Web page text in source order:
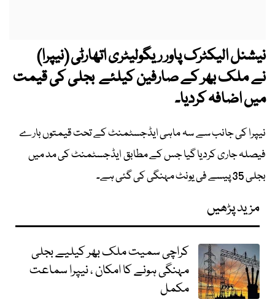
نیشنل الیکٹرک پاور ریگولیٹری اتھارٹی (نیپرا)
نے ملک بھر کے صارفین کیلئے بجلی کی قیمت
میں اضافہ کردیا۔
نیپرا کی جانب سے سہ ماہی ایڈجسٹمنٹ کے تحت قیمتوں بارے
فیصلہ جاری کردیا گیا جس کے مطابق ایڈجسٹمنٹ کی مد میں
بجلی 35 پیسے فی یونٹ مہنگی کی گئی ہے۔
مزید پڑھیں
کراچی سمیت ملک بھر کیلیے بجلی
مہنگی ہونے کا امکان ، نیپرا سماعت
مکمل